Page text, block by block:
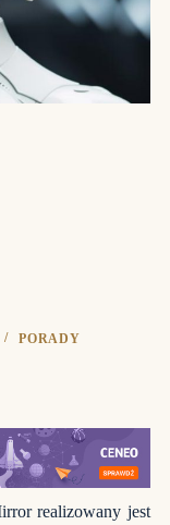
PORADY
realizowany jest